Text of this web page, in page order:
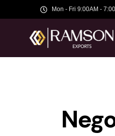
Mon - Fri 9:00AM -